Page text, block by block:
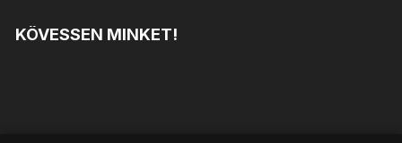
KÖVESSEN MINKET!